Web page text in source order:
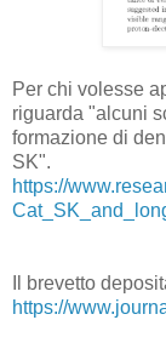
Per chi volesse
riguarda "alcuni
formazione di
SK".
https://
Il brevetto
https://